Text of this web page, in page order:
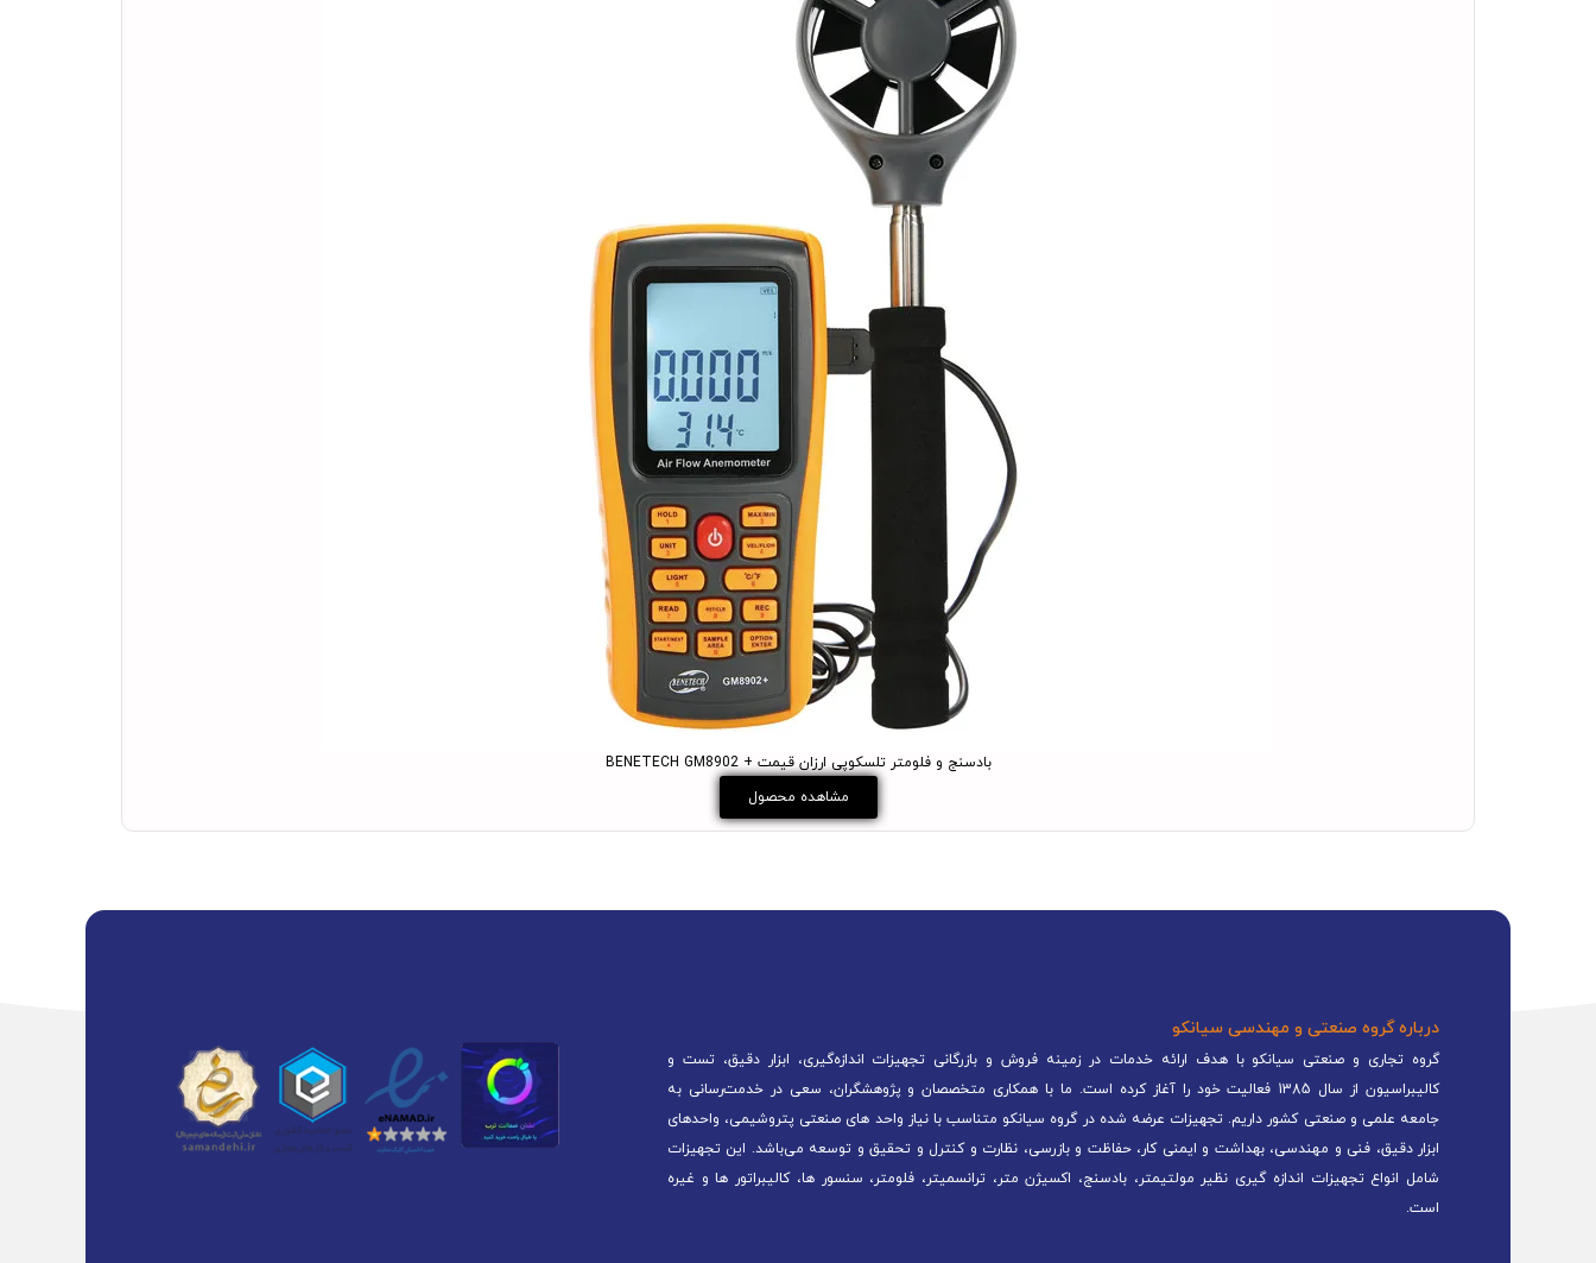
بادسنج و فلومتر تلسکوپی ارزان قیمت + BENETECH GM8902
مشاهده محصول
درباره گروه صنعتی و مهندسی سیانکو
گروه تجاری و صنعتی سیانکو با هدف ارائه خدمات در زمینه فروش و بازرگانی تجهیزات اندازه‌گیری، ابزار دقیق، تست و
کالیبراسیون از سال 1385 فعالیت خود را آغاز کرده است. ما با همکاری متخصصان و پژوهشگران، سعی در خدمت‌رسانی به
جامعه علمی و صنعتی کشور داریم. تجهیزات عرضه شده در گروه سیانکو متناسب با نیاز واحد های صنعتی پتروشیمی، واحدهای
ابزار دقیق، فنی و مهندسی، بهداشت و ایمنی کار، حفاظت و بازرسی، نظارت و کنترل و تحقیق و توسعه می‌باشد. این تجهیزات
شامل انواع تجهیزات اندازه گیری نظیر مولتیمتر، بادسنج، اکسیژن متر، ترانسمیتر، فلومتر، سنسور ها، کالیبراتور ها و غیره
است.